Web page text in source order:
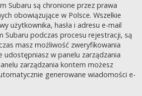
Subaru są chronione przez prawa
obowiązujące w Polsce. Wszelkie
użytkownika, hasła i adresu e-mail
Subaru podczas procesu rejestracji, są
masz możliwość zweryfikowania
udostępniasz w panelu zarządzania
zarządzania kontem możesz
generowane wiadomości e-